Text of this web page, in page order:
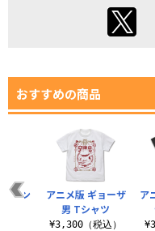
おすすめの商品
ア
マン
アニメ版 ギョーザ
男 Tシャツ
¥3,300（税込）